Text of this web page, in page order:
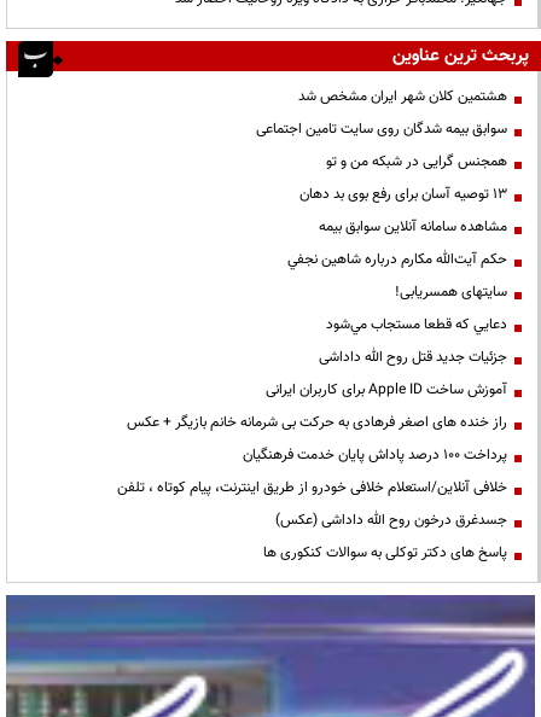
پربحث ترین عناوین
هشتمین کلان شهر ایران مشخص شد
سوابق بیمه شدگان روی سایت تامین اجتماعی
همجنس گرایی در شبکه من و تو
13 توصیه آسان برای رفع بوی بد دهان
مشاهده سامانه آنلاين سوابق بیمه
حكم آيت‌الله مكارم درباره شاهين نجفي
سایتهای همسریابی!
دعايي كه قطعا مستجاب مي‌شود
جزئیات جدید قتل روح الله داداشی
آموزش ساخت Apple ID برای کاربران ایرانی
راز خنده های اصغر فرهادی به حرکت بی شرمانه خانم بازیگر + عکس
پرداخت ۱۰۰ درصد پاداش پایان خدمت فرهنگیان
خلافی آنلاین/استعلام خلافی خودرو از طریق اینترنت، پیام کوتاه ، تلفن
جسدغرق درخون روح الله داداشی (عکس)
پاسخ های دکتر توکلی به سوالات کنکوری ها